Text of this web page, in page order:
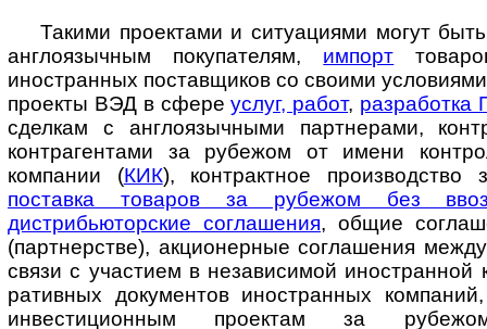
Такими проектами и ситуациями могут
англоязычным покупателям, импорт
иностранных поставщиков со своими
проекты ВЭД в сфереуслуг, работ, разработка
сделкам с англоязычными партнерами,
контрагентами за рубежом от имени
компании (КИК), контрактное
поставка товаров за рубежом без
дистрибьюторские соглашения, общие
(партнерстве), акционерные соглашения
связи с участием в независимой иностранной
ра­тив­ных документов иностранных
инвестиционным проектам за